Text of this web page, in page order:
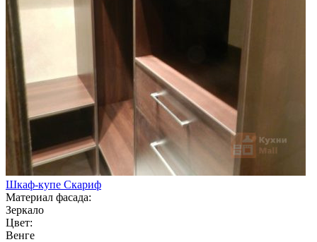
Шкаф-купе Скариф
Материал фасада:
Зеркало
Цвет:
Венге